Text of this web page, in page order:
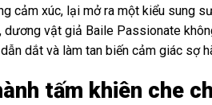
cảm xúc, lại mở ra một kiểu sung
dương vật giả Baile Passionate
dắt và làm tan biến cảm giác sợ
tấm khiên che